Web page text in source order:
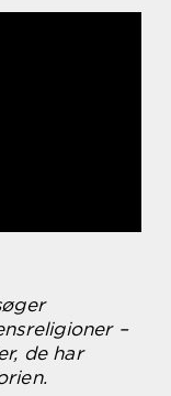
–
de har